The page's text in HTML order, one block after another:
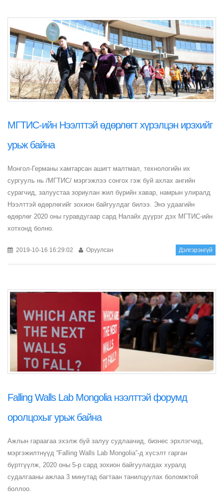
МГТИС-ийн Нээлттэй өдөрлөгт хүрэлцэн ирэхийг
урьж байна
Монгол-Германы хамтарсан ашигт малтмал, технологийн их
сургууль нь /МГТИС/ мэргэжлээ сонгох гэж буй ахлах ангийн
сурагчид, залуустаа зориулан жил бүрийн хавар, намрын улиралд
Нээлттэй өдөрлөгийг зохион байгуулдаг билээ. Энэ удаагийн
өдөрлөг 2020 оны гуравдугаар сард Налайх дүүрэг дэх МГТИС-ийн
хотхонд болно.
2019-10-16 16:29:02 Оруулсан Дэлгэрэнгүй
Falling Walls Lab Mongolia нээлттэй форумд
оролцохыг урьж байна
Ажлын гараагаа эхэлж буй залуу судлаачид, бизнес эрхлэгчид,
мэргэжилтнүүд “Falling Walls Lab Mongolia”-д хүсэлт гарган
бүртгүүлж, 2020 оны 5-р сард зохион байгуулагдах хуралд
судалгааны ажлаа 3 минутад багтаан танилцуулах боломжтой
боллоо.